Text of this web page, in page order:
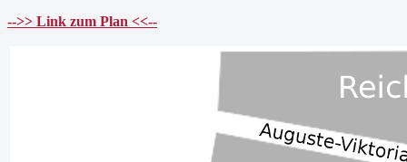
-->> Link zum Plan <<--